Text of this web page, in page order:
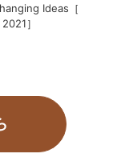
Ideas［
2021］